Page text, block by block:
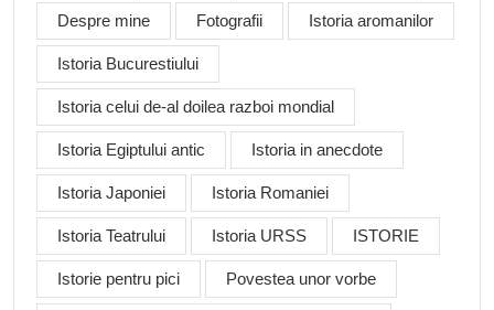
Despre mine Fotografii Istoria aromanilor
Istoria Bucurestiului
Istoria celui de-al doilea razboi mondial
Istoria Egiptului antic Istoria in anecdote
Istoria Japoniei Istoria Romaniei
Istoria Teatrului Istoria URSS ISTORIE
Istorie pentru pici Povestea unor vorbe